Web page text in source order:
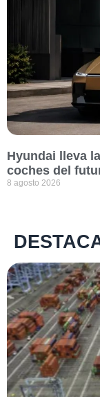
Hyundai lleva
coches del
8 agosto 2026